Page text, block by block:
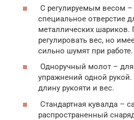
С регулируемым весом –
специальное отверстие
металлических шариков.
регулировать вес, но
сильно шумят при работе.
Одноручный молот –
упражнений одной
длину рукояти и вес.
Стандартная кувалда –
распространенный